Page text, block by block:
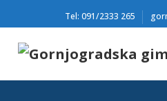
Tel: 091/2333 265